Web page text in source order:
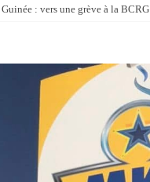
Guinée : vers une grève à la BCRG